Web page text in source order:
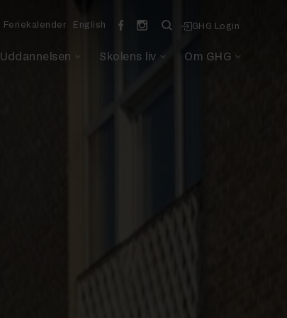
Uddannelsen Skolens liv Om GHG
Feriekalender English GHG Login